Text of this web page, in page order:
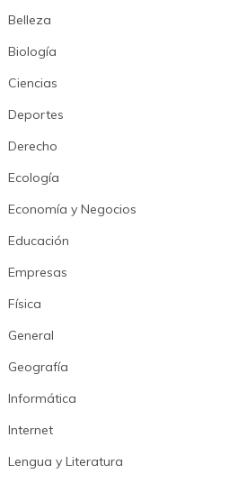
Belleza
Biología
Ciencias
Deportes
Derecho
Ecología
Economía y Negocios
Educación
Empresas
Física
General
Geografía
Informática
Internet
Lengua y Literatura